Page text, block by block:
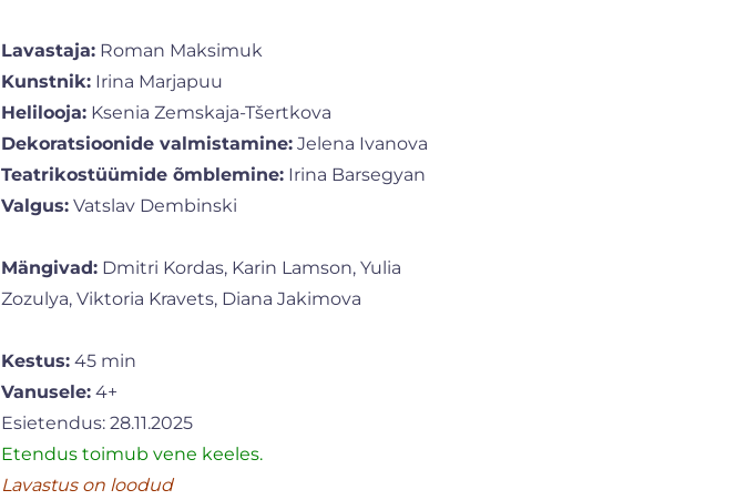
Lavastaja: Roman Maksimuk
Kunstnik: Irina Marjapuu
Helilooja: Ksenia Zemskaja-Tšertkova
Dekoratsioonide valmistamine: Jelena Ivanova
Teatrikostüümide õmblemine: Irina Barsegyan
Valgus: Vatslav Dembinski
Mängivad: Dmitri Kordas, Karin Lamson, Yulia
Zozulya, Viktoria Kravets, Diana Jakimova
Kestus: 45 min
Vanusele: 4+
Esietendus: 28.11.2025
Etendus toimub vene keeles.
Lavastus on loodud